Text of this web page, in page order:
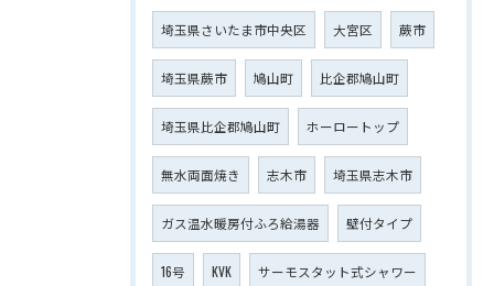
埼玉県さいたま市中央区 大宮区 蕨市
埼玉県蕨市 鳩山町 比企郡鳩山町
埼玉県比企郡鳩山町 ホーロートップ
無水両面焼き 志木市 埼玉県志木市
ガス温水暖房付ふろ給湯器 壁付タイプ
16号 KVK サーモスタット式シャワー